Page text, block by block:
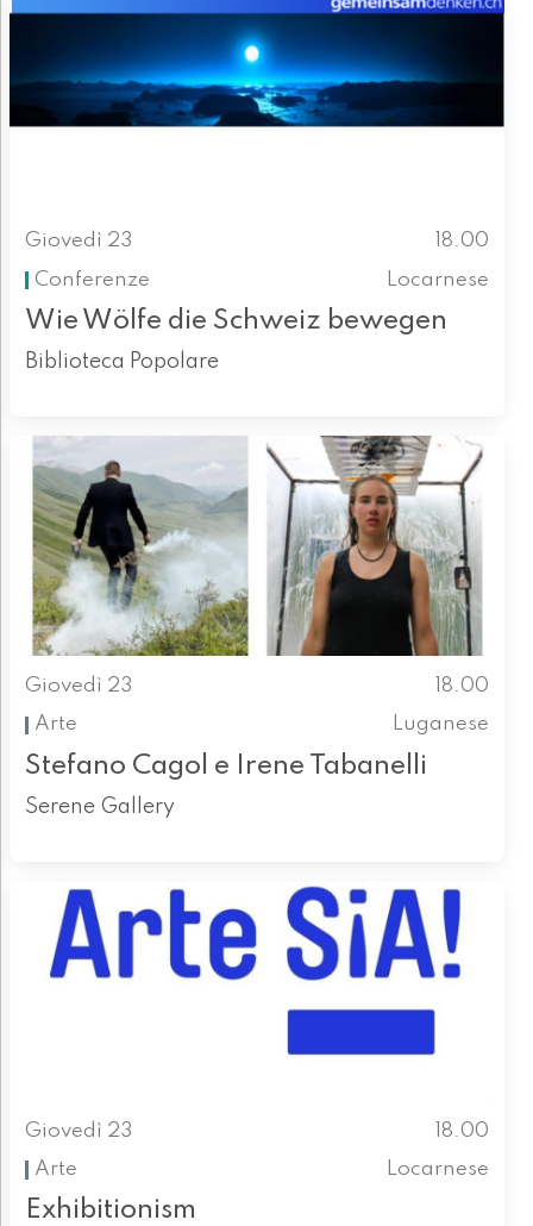
Giovedì 23
18.00
Conferenze
Locarnese
Wie Wölfe die Schweiz bewegen
Biblioteca Popolare
Giovedì 23
18.00
Arte
Luganese
Stefano Cagol e Irene Tabanelli
Serene Gallery
Giovedì 23
18.00
Arte
Locarnese
Exhibitionism